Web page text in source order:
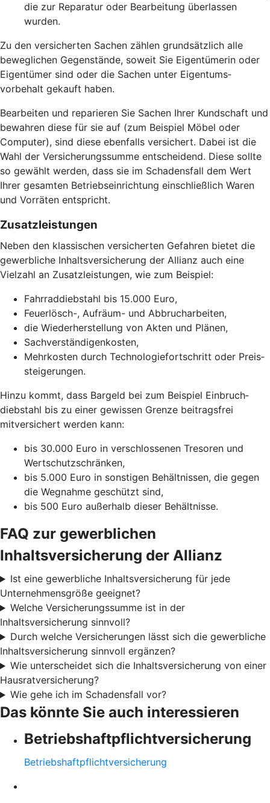
die zur Reparatur oder Bearbeitung überlassen
wurden.
Zu den versicherten Sachen zählen grund­sätzlich alle
beweglichen Gegen­stände, soweit Sie Eigentümerin oder
Eigentümer sind oder die Sachen unter Eigentums­
vorbehalt gekauft haben.
Bearbeiten und reparieren Sie Sachen Ihrer Kundschaft und
bewahren diese für sie auf (zum Beispiel Möbel oder
Computer), sind diese ebenfalls versichert. Dabei ist die
Wahl der Versicherungs­summe entscheidend. Diese sollte
so gewählt werden, dass sie im Schadensfall dem Wert
Ihrer gesamten Betriebs­einrichtung einschließlich Waren
und Vorräten entspricht.
Zusatz­leistungen
Neben den klassischen versicherten Gefahren bietet die
gewerbliche Inhaltsversicherung der Allianz auch eine
Vielzahl an Zusatz­leistungen, wie zum Beispiel:
Fahrraddiebstahl bis 15.000 Euro,
Feuerlösch-, Aufräum- und Abbrucharbeiten,
die Wiederherstellung von Akten und Plänen,
Sachverständigenkosten,
Mehrkosten durch Technologie­fortschritt oder Preis­
steigerungen.
Hinzu kommt, dass Bargeld bei zum Beispiel Einbruch­
diebstahl bis zu einer gewissen Grenze beitragsfrei
mitversichert werden kann:
bis 30.000 Euro in verschlossenen Tresoren und
Wertschutzschränken,
bis 5.000 Euro in sonstigen Behältnissen, die gegen
die Wegnahme geschützt sind,
bis 500 Euro außerhalb dieser Behältnisse.
FAQ zur gewerblichen
Inhaltsversicherung der Allianz
Ist eine gewerbliche Inhaltsversicherung für jede
Unternehmensgröße geeignet?
Welche Versicherungssumme ist in der
Inhaltsversicherung sinnvoll?
Durch welche Versicherungen lässt sich die gewerbliche
Inhaltsversicherung sinnvoll ergänzen?
Wie unterscheidet sich die Inhaltsversicherung von einer
Hausratversicherung?
Wie gehe ich im Schadensfall vor?
Das könnte Sie auch interessieren
Betriebshaftpflichtversicherung
Betriebshaftpflichtversicherung